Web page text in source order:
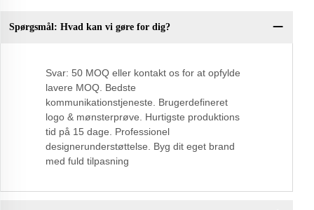
Spørgsmål: Hvad kan vi gøre for dig?
Svar: 50 MOQ eller kontakt os for at opfylde
lavere MOQ. Bedste
kommunikationstjeneste. Brugerdefineret
logo & mønsterprøve. Hurtigste produktions
tid på 15 dage. Professionel
designerunderstøttelse. Byg dit eget brand
med fuld tilpasning